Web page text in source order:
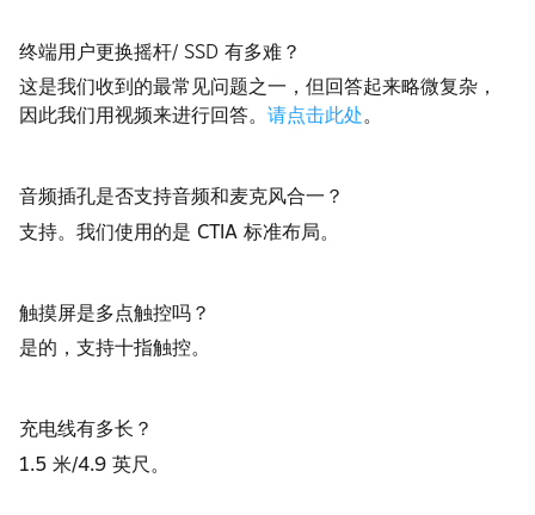
终端用户更换摇杆/ SSD 有多难？
这是我们收到的最常见问题之一，但回答起来略微复杂，
因此我们用视频来进行回答。请点击此处。
音频插孔是否支持音频和麦克风合一？
支持。我们使用的是 CTIA 标准布局。
触摸屏是多点触控吗？
是的，支持十指触控。
充电线有多长？
1.5 米/4.9 英尺。